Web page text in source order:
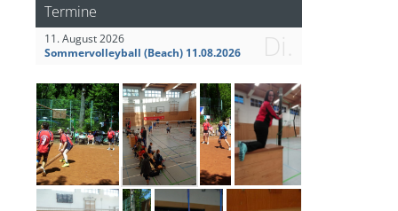
Termine
Di.
11. August 2026
Sommervolleyball (Beach) 11.08.2026
Spieltag Kreisuniom MOL/LOS Herren 22-23 am 27.11.2022 in Strausberg